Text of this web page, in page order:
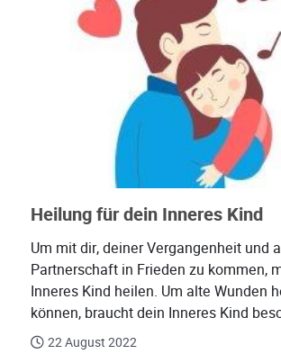
Heilung für dein Inneres Kind
Um mit dir, deiner Vergangenheit und
Partnerschaft in Frieden zu kommen,
Inneres Kind heilen. Um alte Wunden
können, braucht dein Inneres Kind
22 August 2022